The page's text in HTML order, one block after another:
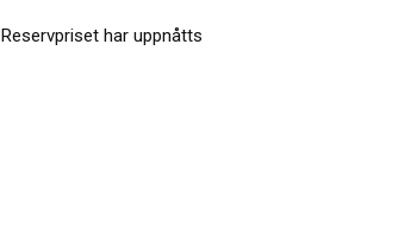
Reservpriset har uppnåtts